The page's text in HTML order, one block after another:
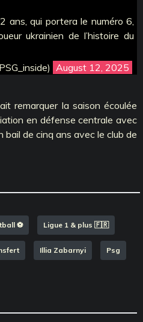
ans, qui portera le numéro 6,
ukrainien de l’histoire du
August 12, 2025
remarquer la saison écoulée
en défense centrale avec
bail de cinq ans avec le club de
⚽️ Ligue 1 & plus 🇫🇷
Illia Zabarnyi Psg